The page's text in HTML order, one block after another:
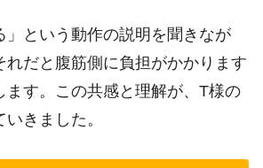
」という動作の説明を聞きなが
れだと腹筋側に負担がかかります
ます。この共感と理解が、T様の
きました。